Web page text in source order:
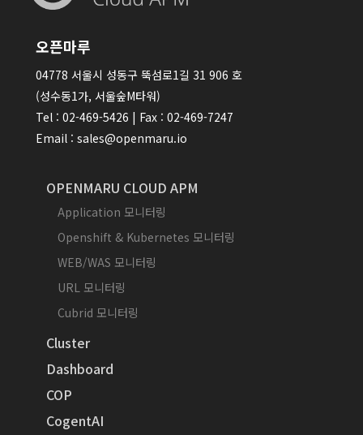
오픈마루
04778 서울시 성동구 뚝섬로1길 31 906 호
(성수동1가, 서울숲M타워)
Tel : 02-469-5426 | Fax : 02-469-7247
Email : sales@openmaru.io
OPENMARU CLOUD APM
Application 모니터링
Openshift & Kubernetes 모니터링
WEB/WAS 모니터링
URL 모니터링
Cubrid 모니터링
Cluster
Dashboard
COP
CogentAI